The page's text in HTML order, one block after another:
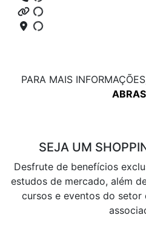
PARA MAIS
SEJA UM
Desfrute de benefícios
estudos de mercado, além
cursos e eventos do setor